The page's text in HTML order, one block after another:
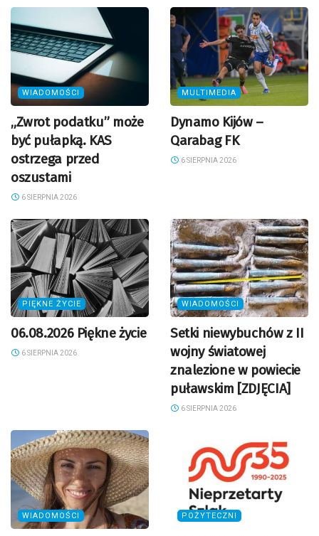
WIADOMOŚCI
„Zwrot podatku” może
być pułapką. KAS
ostrzega przed
oszustami
6 SIERPNIA 2026
MULTIMEDIA
Dynamo Kijów –
Qarabag FK
6 SIERPNIA 2026
PIĘKNE ŻYCIE
06.08.2026 Piękne życie
6 SIERPNIA 2026
WIADOMOŚCI
Setki niewybuchów z II
wojny światowej
znalezione w powiecie
puławskim [ZDJĘCIA]
6 SIERPNIA 2026
WIADOMOŚCI POŻYTECZNI